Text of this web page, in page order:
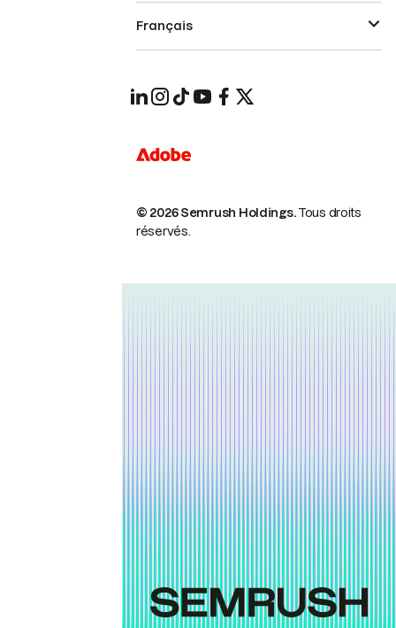
© 2026 Semrush Holdings.Tous droits
réservés.
Français